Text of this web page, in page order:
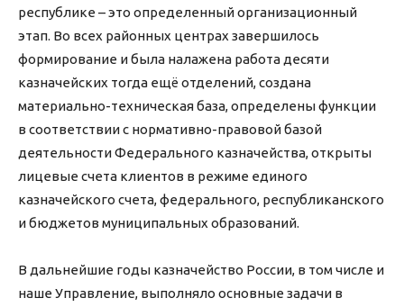
республике – это определенный организационный
этап. Во всех районных центрах завершилось
формирование и была налажена работа десяти
казначейских тогда ещё отделений, создана
материально-техническая база, определены функции
в соответствии с нормативно-правовой базой
деятельности Федерального казначейства, открыты
лицевые счета клиентов в режиме единого
казначейского счета, федерального, республиканского
и бюджетов муниципальных образований.
В дальнейшие годы казначейство России, в том числе и
наше Управление, выполняло основные задачи в